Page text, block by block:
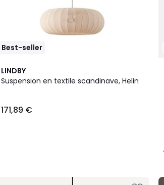
Best-seller
LINDBY
Suspension en textile scandinave, Helin
171,89 €